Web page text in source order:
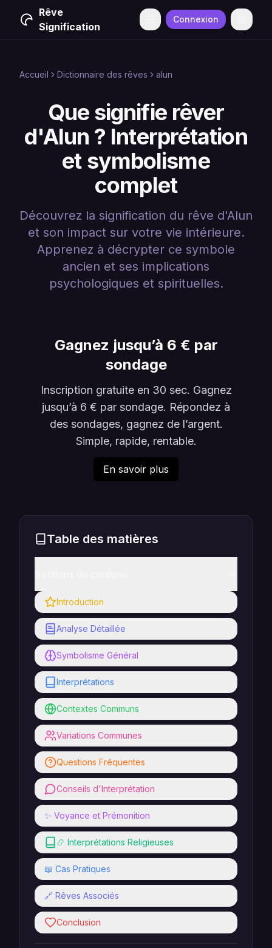
Rêve
Signification
Menu Connexion
Accueil Dictionnaire des rêves alun
Que signifie rêver
d'Alun ? Interprétation
et symbolisme
complet
Découvrez la signification du rêve d'Alun
et son impact sur votre vie intérieure.
Apprenez à décrypter ce symbole
ancien et ses implications
psychologiques et spirituelles.
Gagnez jusqu’à 6 € par
sondage
Inscription gratuite en 30 sec. Gagnez
jusqu’à 6 € par sondage. Répondez à
des sondages, gagnez de l’argent.
Simple, rapide, rentable.
En savoir plus
Table des matières
Introduction
Analyse Détaillée
Symbolisme Général
Interprétations
Contextes Communs
Variations Communes
Questions Fréquentes
Conseils d'Interprétation
✨ Voyance et Prémonition
📿 Interprétations Religieuses
📖 Cas Pratiques
🔗 Rêves Associés
Conclusion